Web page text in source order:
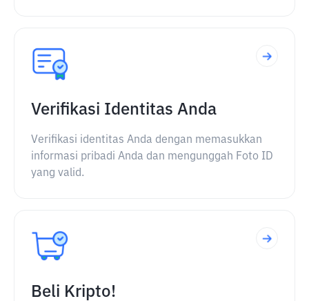
Verifikasi Identitas Anda
Verifikasi identitas Anda dengan memasukkan
informasi pribadi Anda dan mengunggah Foto ID
yang valid.
Beli Kripto!